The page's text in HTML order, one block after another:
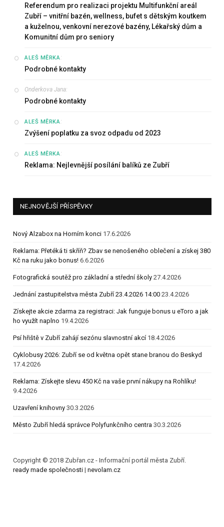
Referendum pro realizaci projektu Multifunkční areál
Zubří – vnitřní bazén, wellness, bufet s dětským koutkem
a kuželnou, venkovní nerezové bazény, Lékařský dům a
Komunitní dům pro seniory
ALEŠ MĚRKA:
Podrobné kontakty
Onderkova Jana:
Podrobné kontakty
ALEŠ MĚRKA:
Zvýšení poplatku za svoz odpadu od 2023
ALEŠ MĚRKA:
Reklama: Nejlevnější posílání balíků ze Zubří
NEJNOVĚJŠÍ PŘÍSPĚVKY
Nový Alzabox na Horním konci 17.6.2026
Reklama: Přetéká ti skříň? Zbav se nenošeného oblečení a získej 380
Kč na ruku jako bonus! 6.6.2026
Fotografická soutěž pro základní a střední školy 27.4.2026
Jednání zastupitelstva města Zubří 23.4.2026 14:00 23.4.2026
Získejte akcie zdarma za registraci: Jak funguje bonus u eToro a jak
ho využít naplno 19.4.2026
Psí hřiště v Zubří zahájí sezónu slavnostní akcí 18.4.2026
Cyklobusy 2026: Zubří se od května opět stane branou do Beskyd
17.4.2026
Reklama: Získejte slevu 450 Kč na vaše první nákupy na Rohlíku!
9.4.2026
Uzavření knihovny 30.3.2026
Město Zubří hledá správce Polyfunkčního centra 30.3.2026
Copyright © 2018 Zubřan.cz - Informační portál města Zubří.
ready made společnosti | nevolam.cz